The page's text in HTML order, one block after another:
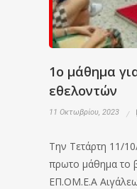
1ο μάθημα
εθελοντών
11 Οκτωβρίου, 2023
Την Τετάρτη 11/
πρωτο μάθημα το
ΕΠ.ΟΜ.Ε.Α